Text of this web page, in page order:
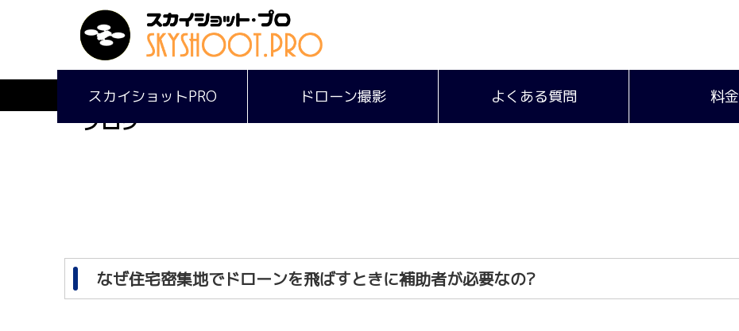
スカイショットPRO ドローン撮影 よくある質問 料金
ブログ
なぜ住宅密集地でドローンを飛ばすときに補助者が必要なの?